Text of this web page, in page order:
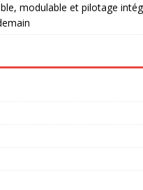
modulable et pilotage